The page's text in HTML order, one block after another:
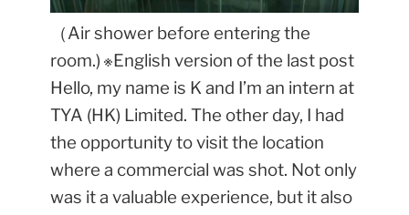
（Air shower before entering the
room.) ※English version of the last post
Hello, my name is K and I’m an intern at
TYA (HK) Limited. The other day, I had
the opportunity to visit the location
where a commercial was shot. Not only
was it a valuable experience, but it also